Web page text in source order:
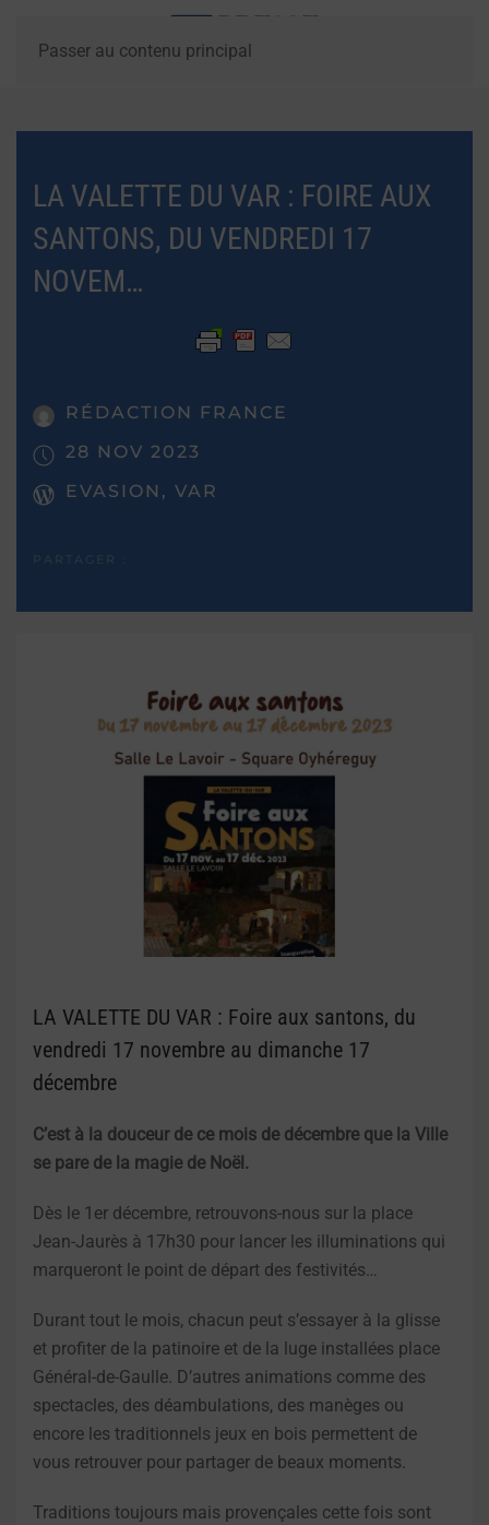
Passer au contenu principal
LA VALETTE DU VAR : FOIRE AUX
SANTONS, DU VENDREDI 17
NOVEM…
RÉDACTION FRANCE
28 NOV 2023
EVASION, VAR
LA VALETTE DU VAR : Foire aux santons, du
vendredi 17 novembre au dimanche 17
décembre
C’est à la douceur de ce mois de décembre que la Ville
se pare de la magie de Noël.
Dès le 1er décembre, retrouvons-nous sur la place
Jean-Jaurès à 17h30 pour lancer les illuminations qui
marqueront le point de départ des festivités…
Durant tout le mois, chacun peut s’essayer à la glisse
et profiter de la patinoire et de la luge installées place
Général-de-Gaulle. D’autres animations comme des
spectacles, des déambulations, des manèges ou
encore les traditionnels jeux en bois permettent de
vous retrouver pour partager de beaux moments.
Traditions toujours mais provençales cette fois sont